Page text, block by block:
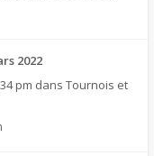
2022
pm dans Tournois et